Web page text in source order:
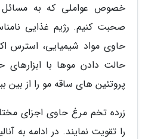
خصوص عواملی که به
صحبت کنیم. رژیم غذایی
حاوی مواد شیمیایی، استرس
حالت دادن موها با
پروتئین های ساقه مو را از بین
زرده تخم مرغ حاوی اجزای
را تقویت نمایند. در ادامه به